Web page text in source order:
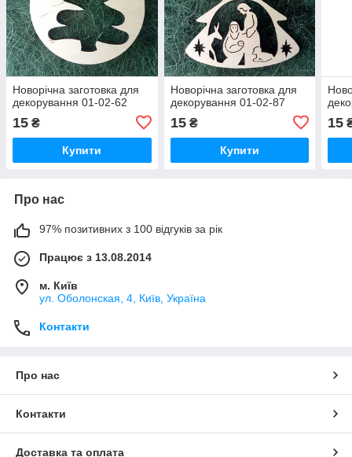
Новорічна заготовка для
декорування 01-02-62
15 ₴
Купити
Новорічна заготовка для
декорування 01-02-87
15₴
Купити
15
Про нас
97% позитивних з 100 відгуків за рік
Працює з 13.08.2014
м. Київ
ул. Оболонская, 4, Київ, Україна
Контакти
Про нас
Контакти
Доставка та оплата